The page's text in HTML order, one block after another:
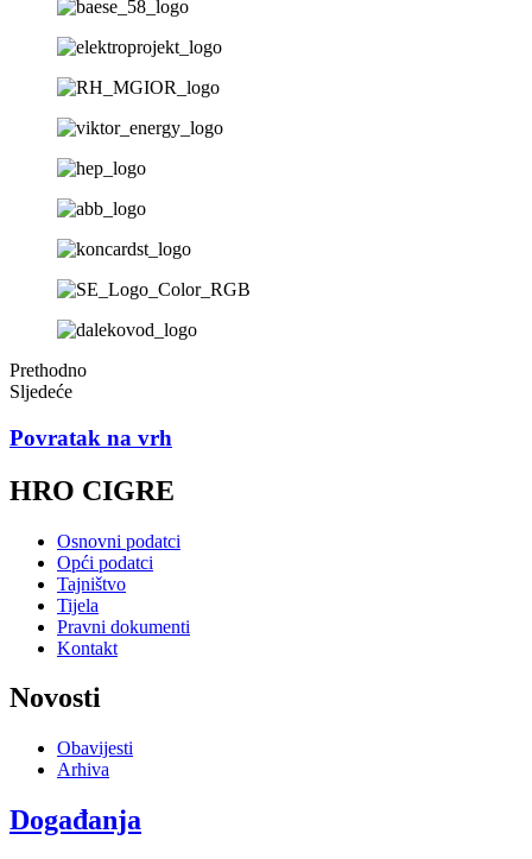
Prethodno
Sljedeće
Povratak na vrh
HRO CIGRE
Osnovni podatci
Opći podatci
Tajništvo
Tijela
Pravni dokumenti
Kontakt
Novosti
Obavijesti
Arhiva
Događanja